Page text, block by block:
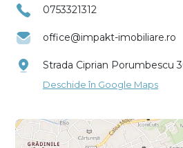
0753321312
office@impakt-imobiliare.ro
Strada Ciprian Porumbescu
Deschide în Google Maps